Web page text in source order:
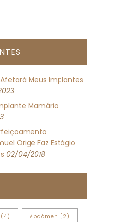
Meus Implantes
Mamário
Orige Faz Estágio
02/04/2018
(4) Abdômen (2)